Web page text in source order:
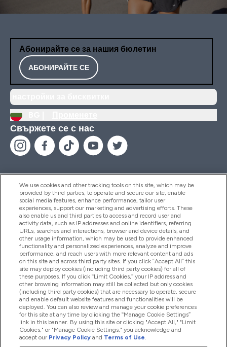
Абонирайте се за нашия бюлетин
АБОНИРАЙТЕ СЕ
Свържете се с нас
Помощ И Информация
Продукти
Информация За Компанията
Лоялност И Награди
2026 The Hut.com Ltd
We use cookies and other tracking tools on this site, which may be
provided by third parties, to operate and secure our site, enable
social media features, enhance performance, tailor user
experiences, support our marketing and advertising efforts. These
also enable us and third parties to access and record user and
activity data, such as IP addresses and online identifiers, referring
URLs, searches and interactions, browser and device details, and
other usage information, which may be used to provide enhanced
functionality and personalized experiences, analyze and improve
performance, and reach users with more relevant content and ads
on this site and across third party sites. If you click “Accept All” this
site may deploy cookies (including third party cookies) for all of
these purposes. If you click “Limit Cookies,” your IP address and
other browsing information may still be collected but only cookies
(including third party cookies) that are necessary to operate, secure
and enable default website features and functionalities will be
deployed. You can also review and manage your cookie preferences
for this site at any time by clicking the “Manage Cookie Settings”
link in this banner. By using this site or clicking "Accept All," "Limit
Cookies," or "Manage Cookie Settings," you acknowledge and
accept our Privacy Policy and Terms of Use.